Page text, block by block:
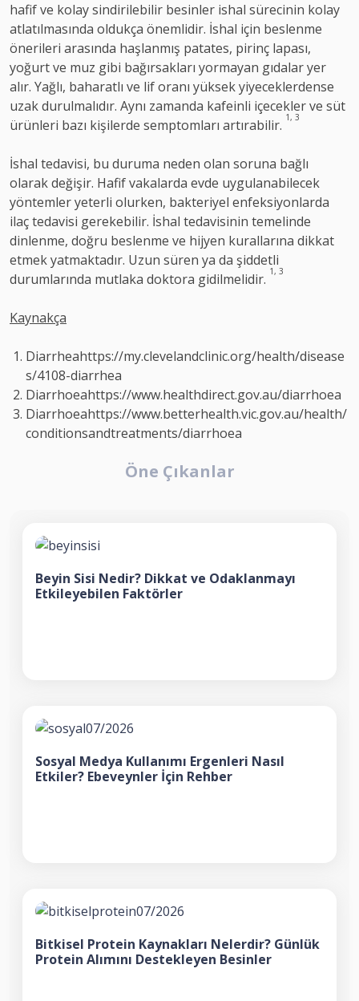
hafif ve kolay sindirilebilir besinler ishal sürecinin kolay
atlatılmasında oldukça önemlidir. İshal için beslenme
önerileri arasında haşlanmış patates, pirinç lapası,
yoğurt ve muz gibi bağırsakları yormayan gıdalar yer
alır. Yağlı, baharatlı ve lif oranı yüksek yiyeceklerdense
uzak durulmalıdır. Aynı zamanda kafeinli içecekler ve süt
ürünleri bazı kişilerde semptomları artırabilir. 1, 3
İshal tedavisi, bu duruma neden olan soruna bağlı
olarak değişir. Hafif vakalarda evde uygulanabilecek
yöntemler yeterli olurken, bakteriyel enfeksiyonlarda
ilaç tedavisi gerekebilir. İshal tedavisinin temelinde
dinlenme, doğru beslenme ve hijyen kurallarına dikkat
etmek yatmaktadır. Uzun süren ya da şiddetli
durumlarında mutlaka doktora gidilmelidir. 1, 3
Kaynakça
Diarrheahttps://my.clevelandclinic.org/health/disease
s/4108-diarrhea
Diarrhoeahttps://www.healthdirect.gov.au/diarrhoea
Diarrhoeahttps://www.betterhealth.vic.gov.au/health/
conditionsandtreatments/diarrhoea
Öne Çıkanlar
Beyin Sisi Nedir? Dikkat ve Odaklanmayı
Etkileyebilen Faktörler
Sosyal Medya Kullanımı Ergenleri Nasıl
Etkiler? Ebeveynler İçin Rehber
Bitkisel Protein Kaynakları Nelerdir? Günlük
Protein Alımını Destekleyen Besinler